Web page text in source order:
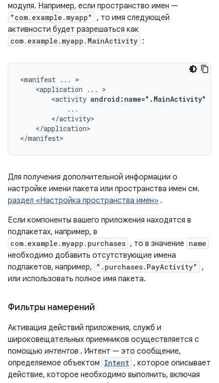
модуля. Например, если пространство имен —
"com.example.myapp"
, то имя следующей
активности будет разрешаться как
com.example.myapp.MainActivity :
<manifest ...
<application
...
<activity android:name=".MainActivity"
</application>
</manifest>
Для получения дополнительной информации о
настройке имени пакета или пространства имен см.
раздел «Настройка пространства имен» .
Если компоненты вашего приложения находятся в
подпакетах, например, в
com.example.myapp.purchases , то в значение name
необходимо добавить отсутствующие имена
подпакетов, например,
".purchases.PayActivity"
,
или использовать полное имя пакета.
Фильтры намерений
Активация действий приложения, служб и
широковещательных приемников осуществляется с
помощью интентов . Интент — это сообщение,
определяемое объектом Intent , которое описывает
действие, которое необходимо выполнить, включая